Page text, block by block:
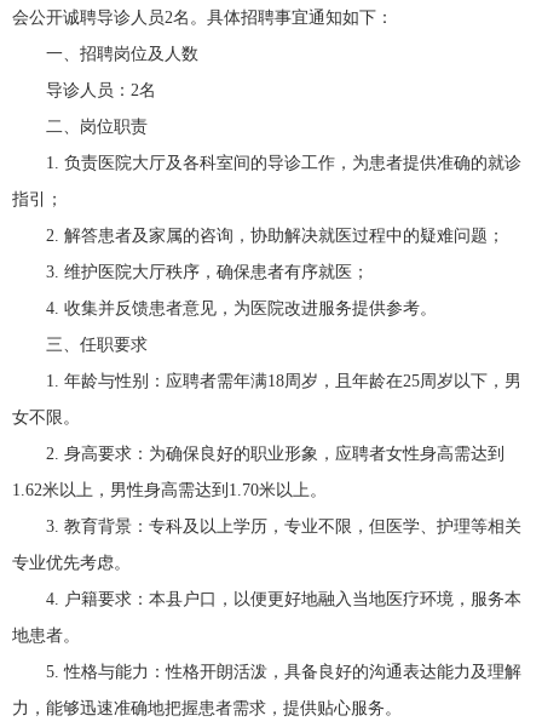
会公开诚聘导诊人员2名。具体招聘事宜通知如下：
一、招聘岗位及人数
导诊人员：2名
二、岗位职责
1. 负责医院大厅及各科室间的导诊工作，为患者提供准确的就诊
指引；
2. 解答患者及家属的咨询，协助解决就医过程中的疑难问题；
3. 维护医院大厅秩序，确保患者有序就医；
4. 收集并反馈患者意见，为医院改进服务提供参考。
三、任职要求
1. 年龄与性别：应聘者需年满18周岁，且年龄在25周岁以下，男
女不限。
2. 身高要求：为确保良好的职业形象，应聘者女性身高需达到
1.62米以上，男性身高需达到1.70米以上。
3. 教育背景：专科及以上学历，专业不限，但医学、护理等相关
专业优先考虑。
4. 户籍要求：本县户口，以便更好地融入当地医疗环境，服务本
地患者。
5. 性格与能力：性格开朗活泼，具备良好的沟通表达能力及理解
力，能够迅速准确地把握患者需求，提供贴心服务。